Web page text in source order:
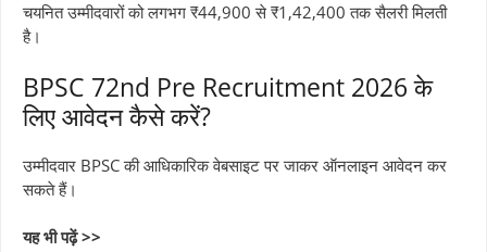
चयनित उम्मीदवारों को लगभग ₹44,900 से ₹1,42,400 तक सैलरी मिलती
है।
BPSC 72nd Pre Recruitment 2026 के
लिए आवेदन कैसे करें?
उम्मीदवार BPSC की आधिकारिक वेबसाइट पर जाकर ऑनलाइन आवेदन कर
सकते हैं।
यह भी पढ़ें >>